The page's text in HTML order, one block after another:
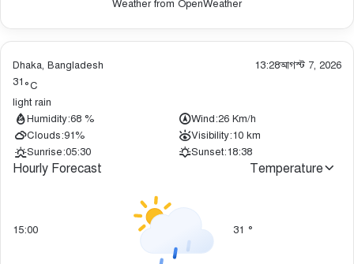
Weather from OpenWeather
Dhaka, Bangladesh 13:28আগস্ট 7, 2026
31 °C
light rain
Humidity:68 % Wind:26 Km/h
Clouds:91% Visibility:10 km
Sunrise:05:30 Sunset:18:38
Hourly Forecast Temperature
15:00 31 °